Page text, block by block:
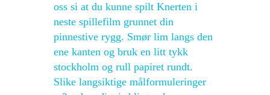
oss si at du kunne spilt Knerten i
neste spillefilm grunnet din
pinnestive rygg. Smør lim langs den
ene kanten og bruk en litt tykk
stockholm og rull papiret rundt.
Slike langsiktige målformuleringer